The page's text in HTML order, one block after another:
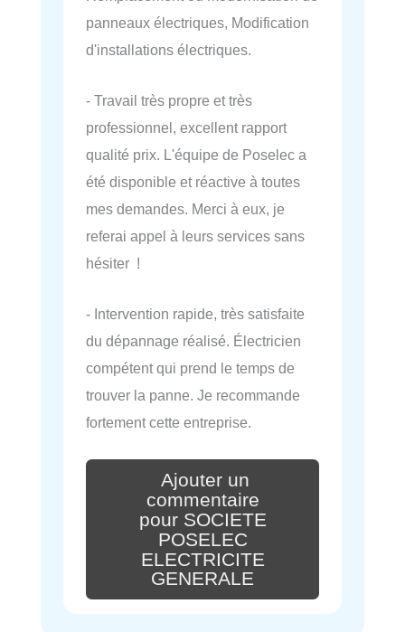
panneaux électriques, Modification
d'installations électriques.
- Travail très propre et très
professionnel, excellent rapport
qualité prix. L'équipe de Poselec a
été disponible et réactive à toutes
mes demandes. Merci à eux, je
referai appel à leurs services sans
hésiter !
- Intervention rapide, très satisfaite
du dépannage réalisé. Électricien
compétent qui prend le temps de
trouver la panne. Je recommande
fortement cette entreprise.
Ajouter un
commentaire
pour SOCIETE
POSELEC
ELECTRICITE
GENERALE